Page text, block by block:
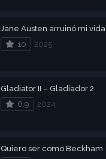
Jane Austen arruinó mi vida
10
2025
Gladiator II – Gladiador 2
6.9
2024
Quiero ser como Beckham